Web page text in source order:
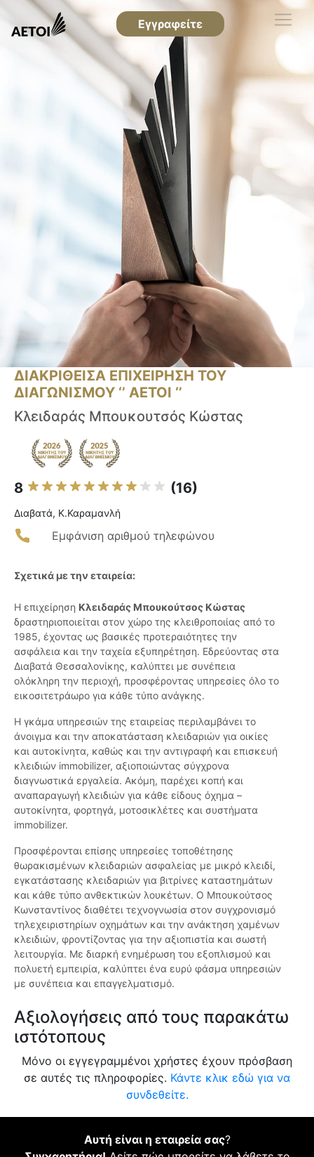
Εγγραφείτε
ΔΙΑΚΡΙΘΕΙΣΑ ΕΠΙΧΕΙΡΗΣΗ ΤΟΥ
ΔΙΑΓΩΝΙΣΜΟΥ ‘’ ΑΕΤΟΙ ‘’
Κλειδαράς Μπουκουτσός Κώστας
8 (16)
Διαβατά, Κ.Καραμανλή
Εμφάνιση αριθμού τηλεφώνου
Σχετικά με την εταιρεία:
Η επιχείρηση Κλειδαράς Μπουκούτσος Κώστας
δραστηριοποιείται στον χώρο της κλειθροποιίας από το
1985, έχοντας ως βασικές προτεραιότητες την
ασφάλεια και την ταχεία εξυπηρέτηση. Εδρεύοντας στα
Διαβατά Θεσσαλονίκης, καλύπτει με συνέπεια
ολόκληρη την περιοχή, προσφέροντας υπηρεσίες όλο το
εικοσιτετράωρο για κάθε τύπο ανάγκης.
Η γκάμα υπηρεσιών της εταιρείας περιλαμβάνει το
άνοιγμα και την αποκατάσταση κλειδαριών για οικίες
και αυτοκίνητα, καθώς και την αντιγραφή και επισκευή
κλειδιών immobilizer, αξιοποιώντας σύγχρονα
διαγνωστικά εργαλεία. Ακόμη, παρέχει κοπή και
αναπαραγωγή κλειδιών για κάθε είδους όχημα –
αυτοκίνητα, φορτηγά, μοτοσικλέτες και συστήματα
immobilizer.
Προσφέρονται επίσης υπηρεσίες τοποθέτησης
θωρακισμένων κλειδαριών ασφαλείας με μικρό κλειδί,
εγκατάστασης κλειδαριών για βιτρίνες καταστημάτων
και κάθε τύπο ανθεκτικών λουκέτων. Ο Μπουκούτσος
Κωνσταντίνος διαθέτει τεχνογνωσία στον συγχρονισμό
τηλεχειριστηρίων οχημάτων και την ανάκτηση χαμένων
κλειδιών, φροντίζοντας για την αξιοπιστία και σωστή
λειτουργία. Με διαρκή ενημέρωση του εξοπλισμού και
πολυετή εμπειρία, καλύπτει ένα ευρύ φάσμα υπηρεσιών
με συνέπεια και επαγγελματισμό.
Αξιολογήσεις από τους παρακάτω
ιστότοπους
Μόνο οι εγγεγραμμένοι χρήστες έχουν πρόσβαση
σε αυτές τις πληροφορίες. Κάντε κλικ εδώ για να
συνδεθείτε.
Αυτή είναι η εταιρεία σας?